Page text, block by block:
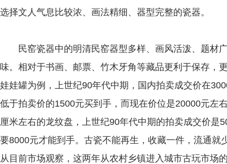
选择文人气息比较浓、画法精细、器型完整的瓷器。
民窑瓷器中的明清民窑器型多样、画风活泼、题材
味。相对于书画、邮票、竹木牙角等藏品更利于保存，
娃娃罐为例，上世纪90年代中期，国内拍卖成交价在
低于拍卖价的1500元买到手，而现在价位是20000元左
厘米左右的龙纹盘，上世纪90年代中期的拍卖成交价是
要8000元才能到手。古瓷不能再生，收藏一件，流通就
从目前市场观察，这两年从农村乡镇进入城市古玩市场